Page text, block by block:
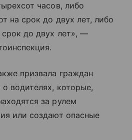
часов, либо
на срок до двух лет, либо
до двух лет», —
призвала граждан
водителях, которые,
за рулем
или создают опасные